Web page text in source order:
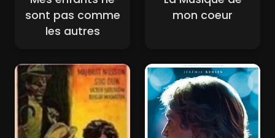
sont pas comme
les autres
mon coeur